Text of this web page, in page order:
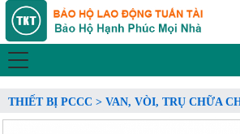
THIẾT BỊ PCCC > VAN, VÒI, TRỤ CHỮA